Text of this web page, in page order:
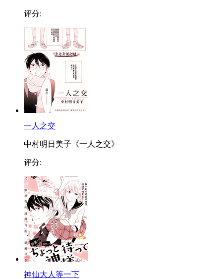
评分:
一人之交
中村明日美子《一人之交》
评分:
神仙大人等一下